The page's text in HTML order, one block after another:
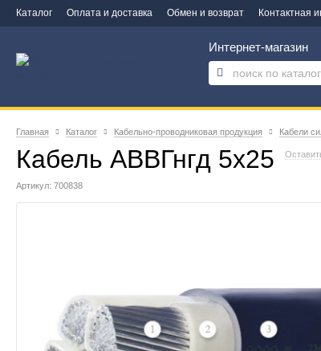
Каталог Оплата и доставка Обмен и возврат Контактная
Интернет-магазин
Главная Каталог Кабельно-проводниковая продукция Кабели
Кабель АВВГнгд 5х25
Артикул: 700838